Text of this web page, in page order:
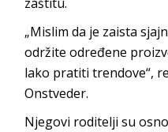
„Mislim da je zaista
održite određene
lako pratiti trendove“,
Onstveder.
Njegovi roditelji su